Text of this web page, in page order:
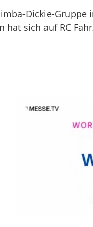
Dickie-
hat sich auf RC